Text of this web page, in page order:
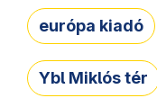
európa kiadó
Ybl Miklós tér